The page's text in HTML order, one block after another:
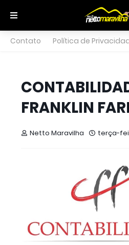
Contato Política de
FRANKLIN
Netto Maravilha terça-